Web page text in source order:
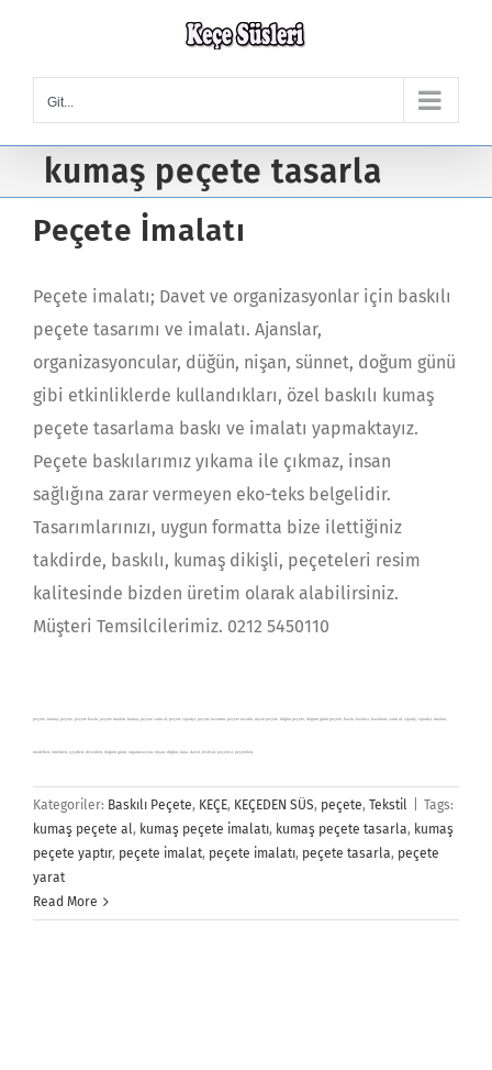
content
Git...
kumaş peçete tasarla
Peçete İmalatı
Peçete imalatı; Davet ve organizasyonlar için baskılı
peçete tasarımı ve imalatı. Ajanslar,
organizasyoncular, düğün, nişan, sünnet, doğum günü
gibi etkinliklerde kullandıkları, özel baskılı kumaş
peçete tasarlama baskı ve imalatı yapmaktayız.
Peçete baskılarımız yıkama ile çıkmaz, insan
sağlığına zarar vermeyen eko-teks belgelidir.
Tasarımlarınızı, uygun formatta bize ilettiğiniz
takdirde, baskılı, kumaş dikişli, peçeteleri resim
kalitesinde bizden üretim olarak alabilirsiniz.
Müşteri Temsilcilerimiz. 0212 5450110
peçete, kumaş peçete, peçete baskı, peçete imalatı, kumaş peçete satın al, peçete siparişi, peçete tasarımı, peçete tasarla, nişan peçete, düğün peçete, doğum günü peçete, baskı, baskısı, baskıları, satın al, sipariş, siparişi, imalatı,
modelleri, örnekleri, çeşitleri, desenleri, doğum günü, organizasyon, nişan, düğün, kına, davet, festival, peçetesi, peçeteleri,
Kategoriler: Baskılı Peçete, KEÇE, KEÇEDEN SÜS, peçete, Tekstil
Tags:
kumaş peçete al, kumaş peçete imalatı, kumaş peçete tasarla, kumaş
peçete yaptır, peçete imalat, peçete imalatı, peçete tasarla, peçete
yarat
Read More